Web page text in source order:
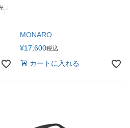
MONARO
¥17,600税込
カートに入れる